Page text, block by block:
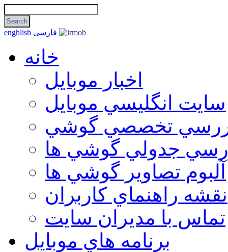
enghlish فارسی
خانه
اخبار موبایل
سايت انگليسي موبايل
تخصصي گوشي
جدولي گوشي ها
آلبوم تصاوير گوشي ها
نقشه راهنماي كاربران
تماس با مديران سايت
برنامه هاي موبايل